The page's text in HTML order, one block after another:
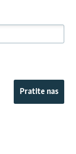
Pratite nas